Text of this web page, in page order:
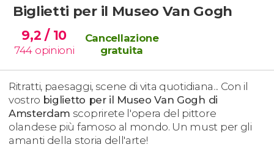
Biglietti per il Museo Van Gogh
9,2/ 10
744 opinioni
Cancellazione
gratuita
Ritratti, paesaggi, scene di vita quotidiana... Con il
vostro biglietto per il Museo Van Gogh di
Amsterdam scoprirete l'opera del pittore
olandese più famoso al mondo. Un must per gli
amanti della storia dell'arte!